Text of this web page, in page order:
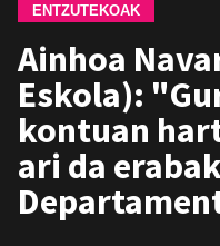
ENTZUTEKOAK
Ainhoa
Eskola):
kontuan
ari da